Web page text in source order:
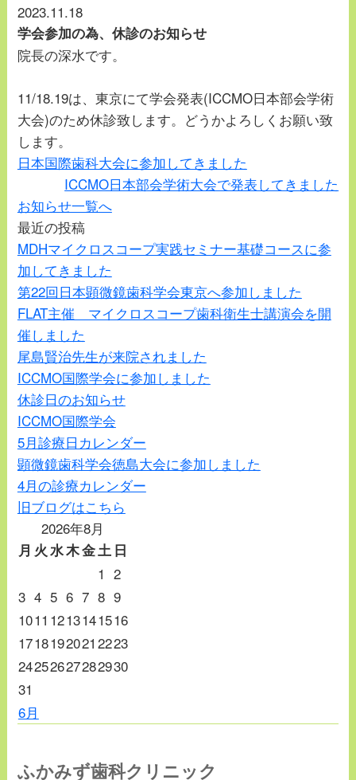
2023.11.18
学会参加の為、休診のお知らせ
院長の深水です。
11/18.19は、東京にて学会発表(ICCMO日本部会学術
大会)のため休診致します。どうかよろしくお願い致
します。
日本国際歯科大会に参加してきました
ICCMO日本部会学術大会で発表してきました
お知らせ一覧へ
最近の投稿
MDHマイクロスコープ実践セミナー基礎コースに参
加してきました
第22回日本顕微鏡歯科学会東京へ参加しました
FLAT主催 マイクロスコープ歯科衛生士講演会を開
催しました
尾島賢治先生が来院されました
ICCMO国際学会に参加しました
休診日のお知らせ
ICCMO国際学会
5月診療日カレンダー
顕微鏡歯科学会徳島大会に参加しました
4月の診療カレンダー
旧ブログはこちら
2026年8月
月 火 水木金土 日
6月
1 2
3 4 5 6 7 8 9
1011 1213141516
1718192021 2223
24252627282930
31
ふかみず歯科クリニック